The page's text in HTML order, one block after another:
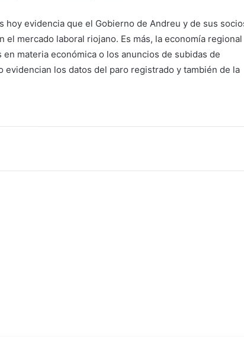
evidencia que el Gobierno de Andreu y de sus
mercado laboral riojano. Es más, la economía regional
materia económica o los anuncios de subidas de
evidencian los datos del paro registrado y también de la